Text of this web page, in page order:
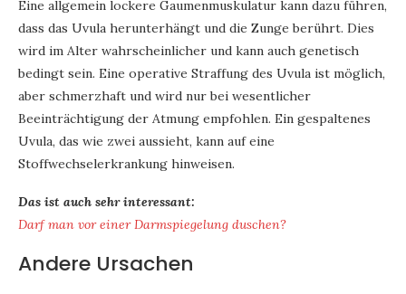
Eine allgemein lockere Gaumenmuskulatur kann dazu führen,
dass das Uvula herunterhängt und die Zunge berührt. Dies
wird im Alter wahrscheinlicher und kann auch genetisch
bedingt sein. Eine operative Straffung des Uvula ist möglich,
aber schmerzhaft und wird nur bei wesentlicher
Beeinträchtigung der Atmung empfohlen. Ein gespaltenes
Uvula, das wie zwei aussieht, kann auf eine
Stoffwechselerkrankung hinweisen.
Das ist auch sehr interessant:
Darf man vor einer Darmspiegelung duschen?
Andere Ursachen